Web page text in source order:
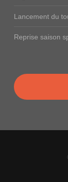
Lancement du
Reprise saison